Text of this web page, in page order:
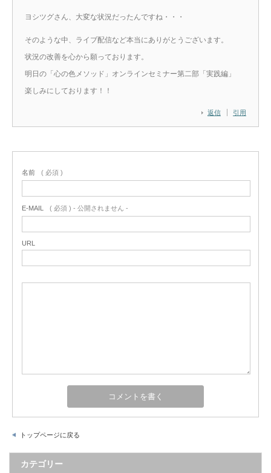
返信 引用
ヨシツグさん、大変な状況だったんですね・・・
そのような中、ライブ配信など本当にありがとうございます。
状況の改善を心から願っております。
明日の「心の色メソッド」オンラインセミナー第二部「実践編」
楽しみにしております！！
名前 ( 必須 )
E-MAIL ( 必須 ) - 公開されません -
URL
トップページに戻る
カテゴリー